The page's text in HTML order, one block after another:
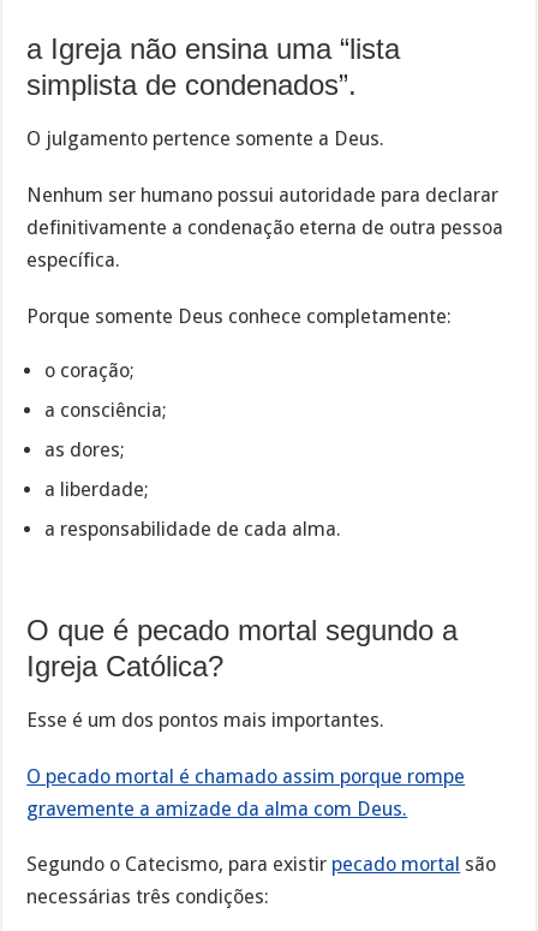
a Igreja não ensina uma “lista
simplista de condenados”.
O julgamento pertence somente a Deus.
Nenhum ser humano possui autoridade para declarar
definitivamente a condenação eterna de outra pessoa
específica.
Porque somente Deus conhece completamente:
o coração;
a consciência;
as dores;
a liberdade;
a responsabilidade de cada alma.
O que é pecado mortal segundo a
Igreja Católica?
Esse é um dos pontos mais importantes.
O pecado mortal é chamado assim porque rompe
gravemente a amizade da alma com Deus.
Segundo o Catecismo, para existir pecado mortal são
necessárias três condições: